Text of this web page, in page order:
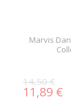
Marvis
14,50 €
11,89 €